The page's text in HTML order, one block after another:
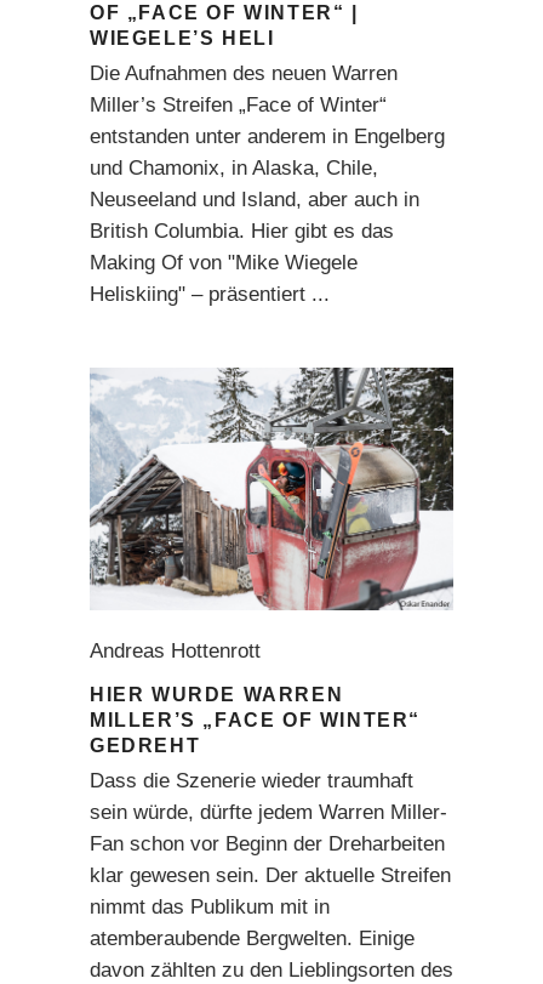
OF „FACE OF WINTER“ |
WIEGELE’S HELI
Die Aufnahmen des neuen Warren
Miller’s Streifen „Face of Winter“
entstanden unter anderem in Engelberg
und Chamonix, in Alaska, Chile,
Neuseeland und Island, aber auch in
British Columbia. Hier gibt es das
Making Of von "Mike Wiegele
Heliskiing" – präsentiert
Andreas Hottenrott
HIER WURDE WARREN
MILLER’S „FACE OF WINTER“
GEDREHT
Dass die Szenerie wieder traumhaft
sein würde, dürfte jedem Warren Miller-
Fan schon vor Beginn der Dreharbeiten
klar gewesen sein. Der aktuelle Streifen
nimmt das Publikum mit in
atemberaubende Bergwelten. Einige
davon zählten zu den Lieblingsorten des